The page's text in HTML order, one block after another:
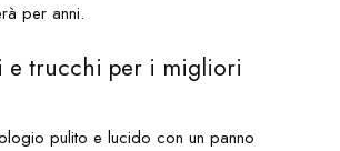
per anni.
e trucchi per i migliori
pulito e lucido con un panno